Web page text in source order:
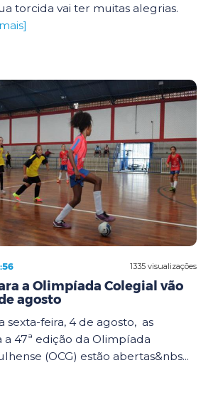
torcida vai ter muitas alegrias.
1335 visualizações
a Olimpíada Colegial vão
agosto
sexta-feira, 4 de agosto, as
a 47ª edição da Olimpíada
(OCG) estão abertas&nbs...